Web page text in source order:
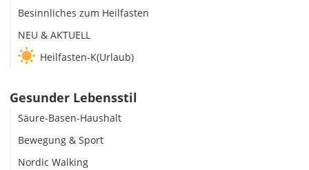
Besinnliches zum Heilfasten
NEU & AKTUELL
Heilfasten-K(Urlaub)
Gesunder Lebensstil
Säure-Basen-Haushalt
Bewegung & Sport
Nordic Walking